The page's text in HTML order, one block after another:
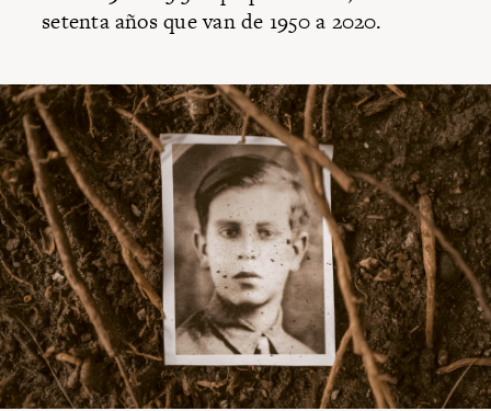
setenta años que van de 1950 a 2020.